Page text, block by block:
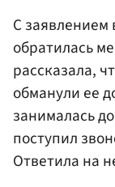
С заявлением
обратилась
рассказала,
обманули ее
занималась
поступил
Ответила на